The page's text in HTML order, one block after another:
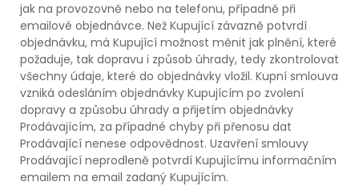
jak na provozovně nebo na telefonu, případně při
emailové objednávce. Než Kupující závazně potvrdí
objednávku, má Kupující možnost měnit jak plnění, které
požaduje, tak dopravu i způsob úhrady, tedy zkontrolovat
všechny údaje, které do objednávky vložil. Kupní smlouva
vzniká odesláním objednávky Kupujícím po zvolení
dopravy a způsobu úhrady a přijetím objednávky
Prodávajícím, za případné chyby při přenosu dat
Prodávající nenese odpovědnost. Uzavření smlouvy
Prodávající neprodleně potvrdí Kupujícímu informačním
emailem na email zadaný Kupujícím.